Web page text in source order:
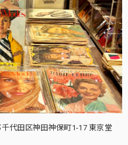
代田区神田神保町1-17 東京堂